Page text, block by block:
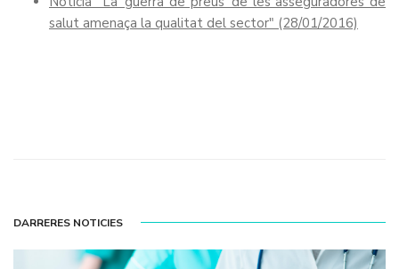
salut amenaça la qualitat del sector" (28/01/2016)
DARRERES NOTICIES